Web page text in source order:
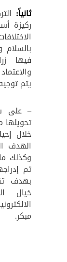
ثانياً:
ركيزة
فيها
يتم
– على
خلال
الهدف
وكذلك
تم
بهدف
خيال
مبكر.